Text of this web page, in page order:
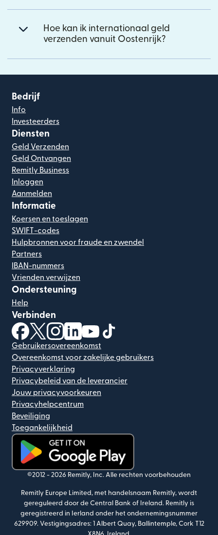
Hoe kan ik internationaal geld
verzenden vanuit Oostenrijk?
Bedrijf
Info
Investeerders
Diensten
Geld Verzenden
Geld Ontvangen
Remitly Business
Inloggen
Aanmelden
Informatie
Koersen en toeslagen
SWIFT-codes
Hulpbronnen voor fraude en zwendel
Partners
IBAN-nummers
Vrienden verwijzen
Ondersteuning
Help
Verbinden
(wordt geopend in een nieuw venster)
(wordt geopend in een nieuw venster)
(wordt geopend in een nieuw venster)
(wordt geopend in een nieuw venster)
(wordt geopend in een nieuw
Gebruikersovereenkomst
Overeenkomst voor zakelijke gebruikers
Privacyverklaring
Privacybeleid van de leverancier
Jouw privacyvoorkeuren
Privacyhelpcentrum
Beveiliging
Toegankelijkheid
(wordt geopend in een nieuw venster)
©2012 - 2026 Remitly, Inc. Alle rechten voorbehouden
Remitly Europe Limited, met handelsnaam Remitly, wordt
gereguleerd door de Central Bank of Ireland. Remitly is
geregistreerd in Ierland onder het ondernemingsnummer
629909. Vestigingsadres: 1 Albert Quay, Ballintemple, Cork T12